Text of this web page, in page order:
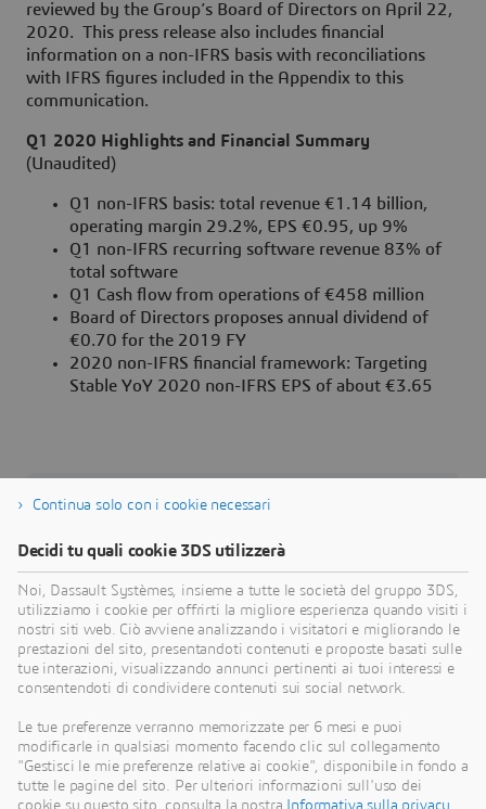
reviewed by the Group’s Board of Directors on April 22,
2020. This press release also includes financial
information on a non-IFRS basis with reconciliations
with IFRS figures included in the Appendix to this
communication.
Q1 2020 Highlights and Financial Summary
(Unaudited)
Q1 non-IFRS basis: total revenue €1.14 billion,
operating margin 29.2%, EPS €0.95, up 9%
Q1 non-IFRS recurring software revenue 83% of
total software
Q1 Cash flow from operations of €458 million
Board of Directors proposes annual dividend of
€0.70 for the 2019 FY
2020 non-IFRS financial framework: Targeting
Stable YoY 2020 non-IFRS EPS of about €3.65
Dassault Systèmes è un catalizzatore del
progresso umano. Dal 1981, l'azienda è pioniera
nella creazione di mondi virtuali per migliorare la
vita reale di consumatori, pazienti e cittadini.
Attraverso la piattaforma 3DEXPERIENCE, i
gemelli virtuali basati sulla scienza e alimentati
dall'intelligenza artificiale aiutano 390.000 clienti
di ogni dimensione e in tutti i settori a collaborare,
immaginare e creare innovazioni sostenibili che
generano un impatto significativo. Per ulteriori
Continua solo con i cookie necessari
Decidi tu quali cookie 3DS utilizzerà
Noi, Dassault Systèmes, insieme a tutte le società del gruppo 3DS,
utilizziamo i cookie per offrirti la migliore esperienza quando visiti i
nostri siti web. Ciò avviene analizzando i visitatori e migliorando le
prestazioni del sito, presentandoti contenuti e proposte basati sulle
tue interazioni, visualizzando annunci pertinenti ai tuoi interessi e
consentendoti di condividere contenuti sui social network.
Le tue preferenze verranno memorizzate per 6 mesi e puoi
modificarle in qualsiasi momento facendo clic sul collegamento
"Gestisci le mie preferenze relative ai cookie", disponibile in fondo a
tutte le pagine del sito. Per ulteriori informazioni sull'uso dei
cookie su questo sito, consulta la nostra
Informativa sulla privacy